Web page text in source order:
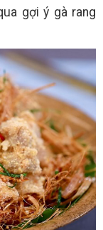
gợi ý gà rang